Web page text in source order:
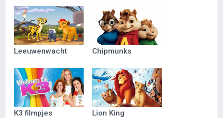
Leeuwenwacht Chipmunks
K3 filmpjes Lion King